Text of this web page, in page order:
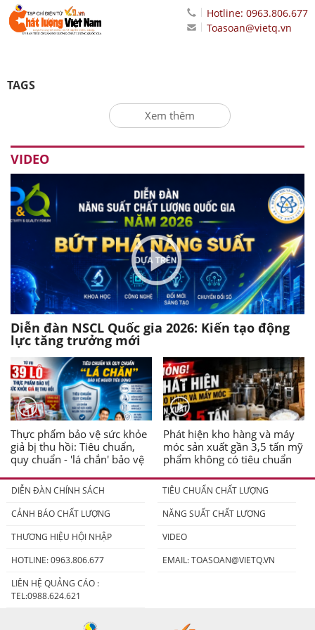
Hotline: 0963.806.677
Toasoan@vietq.vn
TAGS
Xem thêm
VIDEO
Diễn đàn NSCL Quốc gia 2026: Kiến tạo động
lực tăng trưởng mới
Thực phẩm bảo vệ sức khỏe
giả bị thu hồi: Tiêu chuẩn,
quy chuẩn - 'lá chắn' bảo vệ
Phát hiện kho hàng và máy
móc sản xuất gần 3,5 tấn mỹ
phẩm không có tiêu chuẩn
DIỄN ĐÀN CHÍNH SÁCH
TIÊU CHUẨN CHẤT LƯỢNG
CẢNH BÁO CHẤT LƯỢNG
NĂNG SUẤT CHẤT LƯỢNG
THƯƠNG HIỆU HỘI NHẬP
VIDEO
HOTLINE: 0963.806.677
EMAIL:TOASOAN@VIETQ.VN
LIÊN HỆ QUẢNG CÁO :
TEL:0988.624.621